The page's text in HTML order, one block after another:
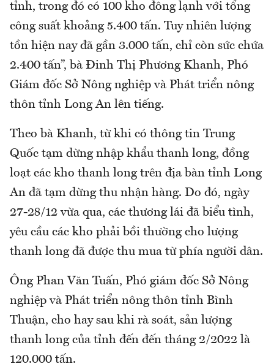
tỉnh, trong đó có 100 kho đông lạnh với tổng
công suất khoảng 5.400 tấn. Tuy nhiên lượng
tồn hiện nay đã gần 3.000 tấn, chỉ còn sức chứa
2.400 tấn”, bà Đinh Thị Phương Khanh, Phó
Giám đốc Sở Nông nghiệp và Phát triển nông
thôn tỉnh Long An lên tiếng.
Theo bà Khanh, từ khi có thông tin Trung
Quốc tạm dừng nhập khẩu thanh long, đồng
loạt các kho thanh long trên địa bàn tỉnh Long
An đã tạm dừng thu nhận hàng. Do đó, ngày
27-28/12 vừa qua, các thương lái đã biểu tình,
yêu cầu các kho phải bồi thường cho lượng
thanh long đã được thu mua từ phía người dân.
Ông Phan Văn Tuấn, Phó giám đốc Sở Nông
nghiệp và Phát triển nông thôn tỉnh Bình
Thuận, cho hay sau khi rà soát, sản lượng
thanh long của tỉnh đến đến tháng 2/2022 là
120.000 tấn.